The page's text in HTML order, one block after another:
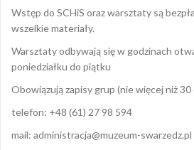
Wstęp do SCHiS oraz warsztaty są
wszelkie materiały.
Warsztaty odbywają się w godzinach
poniedziałku do piątku
Obowiązują zapisy grup (nie więcej niż 30
telefon: +48 (61) 27 98 594
mail: administracja@muzeum-swarzedz.pl